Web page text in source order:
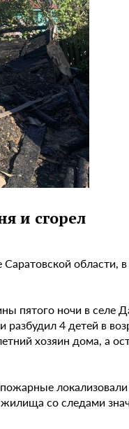
и сгорел
области, в
пятого ночи в селе
4 детей в
хозяин дома, а
со следами